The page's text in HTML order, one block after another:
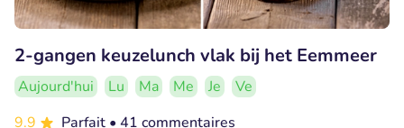
2-gangen keuzelunch vlak bij het Eemmeer
Aujourd'hui Lu Ma Me Je
Ve
9.9
Parfait • 41 commentaires